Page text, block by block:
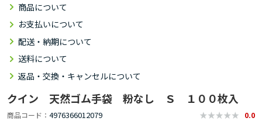
商品について
お支払いについて
配送・納期について
送料について
返品・交換・キャンセルについて
クイン 天然ゴム手袋 粉なし Ｓ １００枚入
商品コード 4976366012079 0.0